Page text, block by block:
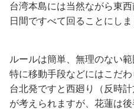
台湾本島には当然ながら東
日間ですべて回ることにしま
ルールは簡単、無理のない
特に移動手段などにはこだわ
台北発ですと西廻り（反時
が考えられますが、花蓮は